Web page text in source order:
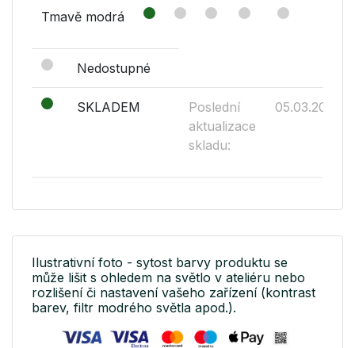
Tmavě modrá
Nedostupné
SKLADEM
Poslední
aktualizace
skladu:
05.03.2019
Ilustrativní foto - sytost barvy produktu se
může lišit s ohledem na světlo v ateliéru nebo
rozlišení či nastavení vašeho zařízení (kontrast
barev, filtr modrého světla apod.).